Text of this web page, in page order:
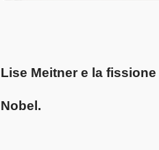
Lise Meitner e la
Nobel.